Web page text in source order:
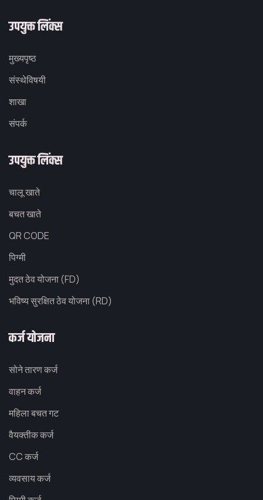
उपयुक्त लिंक्स
मुख्यपृष्ठ
संस्थेविषयी
शाखा
संपर्क
उपयुक्त लिंक्स
चालू खाते
बचत खाते
QR CODE
पिग्मी
मुदत ठेव योजना (FD)
भविष्य सुरक्षित ठेव योजना (RD)
कर्ज योजना
सोने तारण कर्ज
वाहन कर्ज
महिला बचत गट
वैयक्तीक कर्ज
CC कर्ज
व्यवसाय कर्ज